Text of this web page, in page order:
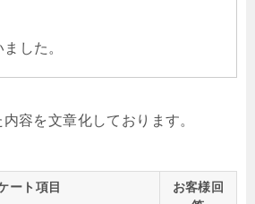
した。
容を文章化しております。
ート項目
お客様回